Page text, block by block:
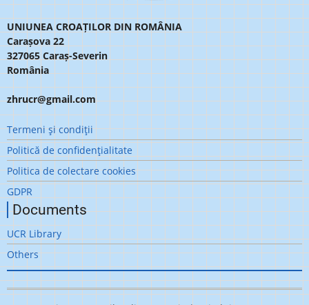
UNIUNEA CROAȚILOR DIN ROMÂNIA
Carașova 22
327065 Caraș-Severin
România
zhrucr@gmail.com
Meniu
subsol
Termeni şi condiţii
Politică de confidenţialitate
Politica de colectare cookies
GDPR
Documents
UCR Library
Others